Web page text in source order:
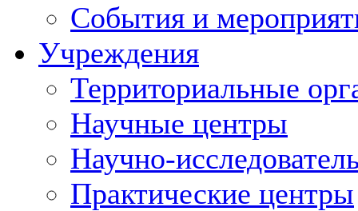
События и
Учреждения
Территориальные
Научные центры
Научно-
Практические центры